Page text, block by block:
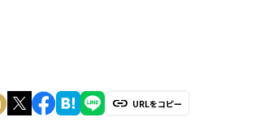
URLをコピー